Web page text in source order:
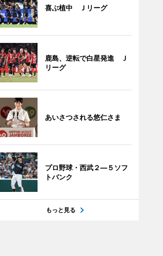
喜ぶ植中 Ｊリーグ
鹿島、逆転で白星発進 Ｊ
リーグ
あいさつされる悠仁さま
プロ野球・西武２―５ソフ
トバンク
もっと見る